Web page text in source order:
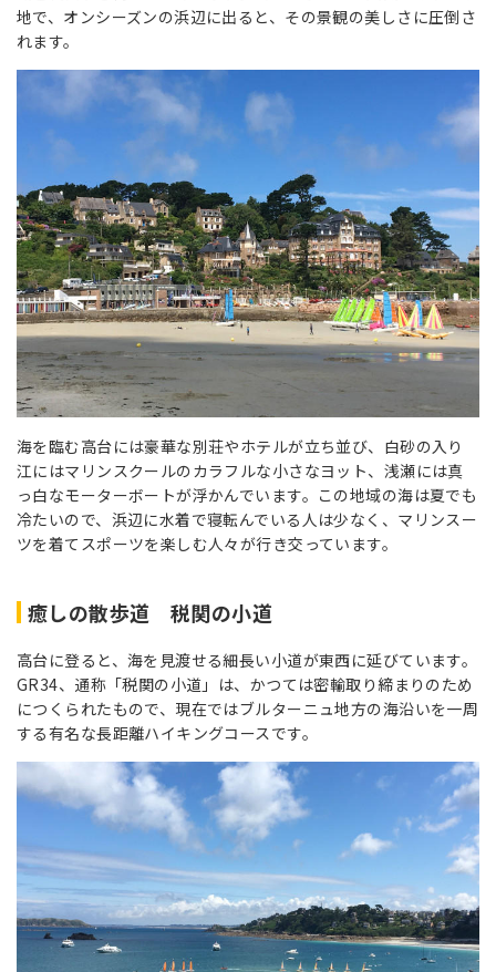
地で、オンシーズンの浜辺に出ると、その景観の美しさに圧倒さ
れます。
海を臨む高台には豪華な別荘やホテルが立ち並び、白砂の入り
江にはマリンスクールのカラフルな小さなヨット、浅瀬には真
っ白なモーターボートが浮かんでいます。この地域の海は夏でも
冷たいので、浜辺に水着で寝転んでいる人は少なく、マリンスー
ツを着てスポーツを楽しむ人々が行き交っています。
癒しの散歩道 税関の小道
高台に登ると、海を見渡せる細長い小道が東西に延びています。
GR34、通称「税関の小道」は、かつては密輸取り締まりのため
につくられたもので、現在ではブルターニュ地方の海沿いを一周
する有名な長距離ハイキングコースです。